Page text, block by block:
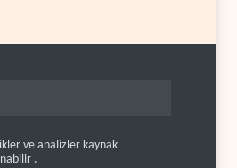
ve analizler kaynak
.